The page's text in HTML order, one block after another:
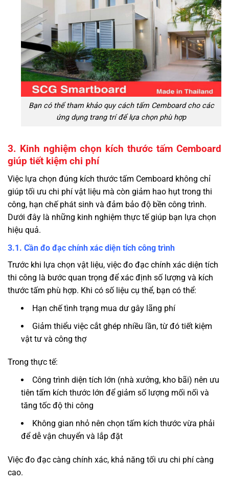
Bạn có thể tham khảo quy cách tấm Cemboard cho các
ứng dụng trang trí để lựa chọn phù hợp
3. Kinh nghiệm chọn kích thước tấm Cemboard
giúp tiết kiệm chi phí
Việc lựa chọn đúng kích thước tấm Cemboard không chỉ
giúp tối ưu chi phí vật liệu mà còn giảm hao hụt trong thi
công, hạn chế phát sinh và đảm bảo độ bền công trình.
Dưới đây là những kinh nghiệm thực tế giúp bạn lựa chọn
hiệu quả.
3.1. Cần đo đạc chính xác diện tích công trình
Trước khi lựa chọn vật liệu, việc đo đạc chính xác diện tích
thi công là bước quan trọng để xác định số lượng và kích
thước tấm phù hợp. Khi có số liệu cụ thể, bạn có thể:
Hạn chế tình trạng mua dư gây lãng phí
Giảm thiểu việc cắt ghép nhiều lần, từ đó tiết kiệm
vật tư và công thợ
Trong thực tế:
Công trình diện tích lớn (nhà xưởng, kho bãi) nên ưu
tiên tấm kích thước lớn để giảm số lượng mối nối và
tăng tốc độ thi công
Không gian nhỏ nên chọn tấm kích thước vừa phải
để dễ vận chuyển và lắp đặt
Việc đo đạc càng chính xác, khả năng tối ưu chi phí càng
cao.